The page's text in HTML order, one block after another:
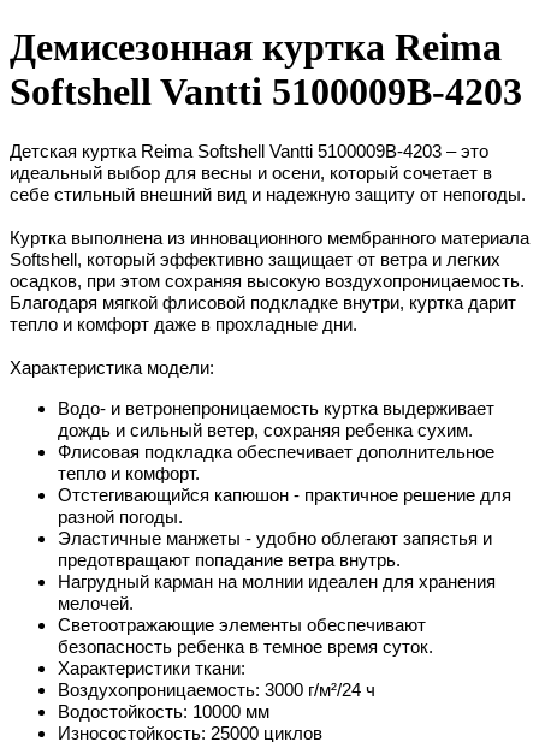
Демисезонная куртка Reima
Softshell Vantti 5100009B-4203
Детская куртка Reima Softshell Vantti 5100009B-4203 – это
идеальный выбор для весны и осени, который сочетает в
себе стильный внешний вид и надежную защиту от непогоды.
Куртка выполнена из инновационного мембранного материала
Softshell, который эффективно защищает от ветра и легких
осадков, при этом сохраняя высокую воздухопроницаемость.
Благодаря мягкой флисовой подкладке внутри, куртка дарит
тепло и комфорт даже в прохладные дни.
Характеристика модели:
Водо- и ветронепроницаемость куртка выдерживает
дождь и сильный ветер, сохраняя ребенка сухим.
Флисовая подкладка обеспечивает дополнительное
тепло и комфорт.
Отстегивающийся капюшон - практичное решение для
разной погоды.
Эластичные манжеты - удобно облегают запястья и
предотвращают попадание ветра внутрь.
Нагрудный карман на молнии идеален для хранения
мелочей.
Светоотражающие элементы обеспечивают
безопасность ребенка в темное время суток.
Характеристики ткани:
Воздухопроницаемость: 3000 г/м²/24 ч
Водостойкость: 10000 мм
Износостойкость: 25000 циклов